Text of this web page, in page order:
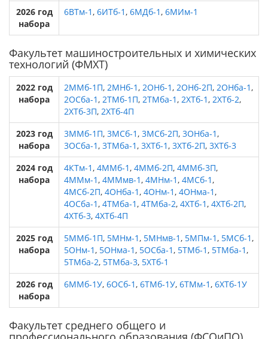
2026 год
набора
6ВТм-1, 6ИТб-1, 6МДб-1, 6МИм-1
Факультет машиностроительных и химических
технологий (ФМХТ)
2022 год
набора
2ММб-1П, 2МНб-1, 2ОНб-1, 2ОНб-2П, 2ОНба-1,
2ОСба-1, 2ТМб-1П, 2ТМба-1, 2ХТб-1, 2ХТб-2,
2ХТб-3П, 2ХТб-4П
2023 год
набора
3ММб-1П, 3МСб-1, 3МСб-2П, 3ОНба-1,
3ОСба-1, 3ТМба-1, 3ХТб-1, 3ХТб-2П, 3ХТб-3
2024 год
набора
4КТм-1, 4ММб-1, 4ММб-2П, 4ММб-3П,
4ММм-1, 4ММмв-1, 4МНм-1, 4МСб-1,
4МСб-2П, 4ОНба-1, 4ОНм-1, 4ОНма-1,
4ОСба-1, 4ТМба-1, 4ТМба-2, 4ХТб-1, 4ХТб-2П,
4ХТб-3, 4ХТб-4П
2025 год
набора
5ММб-1П, 5МНм-1, 5МНмв-1, 5МПм-1, 5МСб-1,
5ОНм-1, 5ОНма-1, 5ОСба-1, 5ТМб-1, 5ТМба-1,
5ТМба-2, 5ТМба-3, 5ХТб-1
2026 год
набора
6ММб-1У, 6ОСб-1, 6ТМб-1У, 6ТМм-1, 6ХТб-1У
Факультет среднего общего и